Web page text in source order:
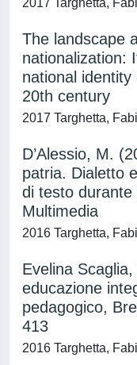
2017 Targhetta,
The landscape
nationalization:
national
20th century
2017 Targhetta,
D’Alessio, M.
patria. Dialetto
di testo
Multimedia
2016 Targhetta,
Evelina
educazione
pedagogico,
413
2016 Targhetta,